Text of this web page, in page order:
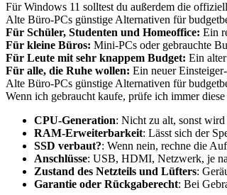
Für Windows 11 solltest du außerdem die
Alte Büro-PCs günstige Alternativen für
Für Schüler, Studenten und Homeoffice: Ein
Für kleine Büros: Mini-PCs oder gebrauchte
Für Leute mit sehr knappem Budget: Ein
Für alle, die Ruhe wollen: Ein neuer
Alte Büro-PCs günstige Alternativen für
Wenn ich gebraucht kaufe, prüfe ich immer diese
CPU-Generation: Nicht zu alt, sonst wird
RAM-Erweiterbarkeit: Lässt sich der
SSD verbaut?: Wenn nein, rechne die
Anschlüsse: USB, HDMI, Netzwerk, je
Zustand des Netzteils und Lüfters:
Garantie oder Rückgaberecht: Bei